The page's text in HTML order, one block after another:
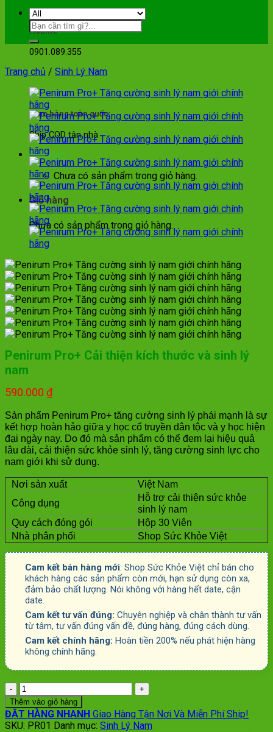
Hotline
0901.089.355
Giao hàng toàn quốc
Ship COD tận nhà
Giỏ hàng
Chưa có sản phẩm trong giỏ hàng.
Giỏ hàng
Chưa có sản phẩm trong giỏ hàng.
Trang chủ / Sinh Lý Nam
Penirum Pro+ Cải thiện kích thước và sinh lý
nam
590.000 ₫
Sản phẩm Penirum Pro+ tăng cường sinh lý phái mạnh là sự
kết hợp hoàn hảo giữa y học cổ truyền dân tộc và y học hiện
đại ngày nay. Do đó mà sản phẩm có thể đem lại hiệu quả
lâu dài, cải thiện sức khỏe sinh lý, tăng cường sinh lực cho
nam giới khi sử dụng.
Nơi sản xuất
Việt Nam
Công dụng
Hỗ trợ cải thiện sức khỏe
sinh lý nam
Quy cách đóng gói
Hộp 30 Viên
Nhà phân phối
Shop Sức Khỏe Việt
Cam kết bán hàng mới: Shop Sức Khỏe Việt chỉ bán cho
khách hàng các sản phẩm còn mới, hạn sử dụng còn xa,
đảm bảo chất lượng. Nói không với hàng hết date, cận
date.
Cam kết tư vấn đúng: Chuyên nghiệp và chân thành tư vấn
từ tâm, tư vấn đúng vấn đề, đúng hàng, đúng cách dùng.
Cam kết chính hãng: Hoàn tiền 200% nếu phát hiện hàng
không chính hãng.
Số
lượng
Thêm vào giỏ hàng
ĐẶT HÀNG NHANH Giao Hàng Tận Nơi Và Miễn Phí Ship!
SKU: PR01 Danh mục: Sinh Lý Nam